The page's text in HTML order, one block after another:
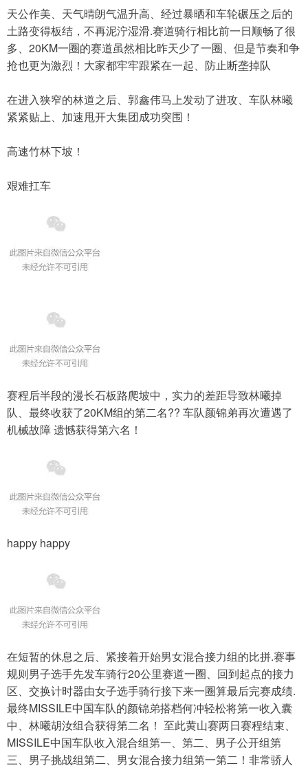
天公作美、天气晴朗气温升高、经过暴晒和车轮碾压之后的
土路变得板结，不再泥泞湿滑.赛道骑行相比前一日顺畅了很
多、20KM一圈的赛道虽然相比昨天少了一圈、但是节奏和争
抢也更为激烈！大家都牢牢跟紧在一起、防止断垄掉队
在进入狭窄的林道之后、郭鑫伟马上发动了进攻、车队林曦
紧紧贴上、加速甩开大集团成功突围！
高速竹林下坡！
艰难扛车
赛程后半段的漫长石板路爬坡中，实力的差距导致林曦掉
队、最终收获了20KM组的第二名?? 车队颜锦弟再次遭遇了
机械故障 遗憾获得第六名！
happy happy
在短暂的休息之后、紧接着开始男女混合接力组的比拼.赛事
规则男子选手先发车骑行20公里赛道一圈、回到起点的接力
区、交换计时器由女子选手骑行接下来一圈算最后完赛成绩.
最终MISSILE中国车队的颜锦弟搭档何冲轻松将第一收入囊
中、林曦胡汝组合获得第二名！ 至此黄山赛两日赛程结束、
MISSILE中国车队收入混合组第一、第二、男子公开组第
三、男子挑战组第二、男女混合接力组第一第二！非常骄人